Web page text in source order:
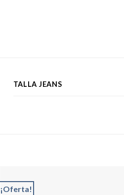
TALLA JEANS
¡Oferta!